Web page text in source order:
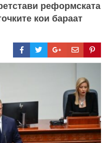
реформската
кои бараат